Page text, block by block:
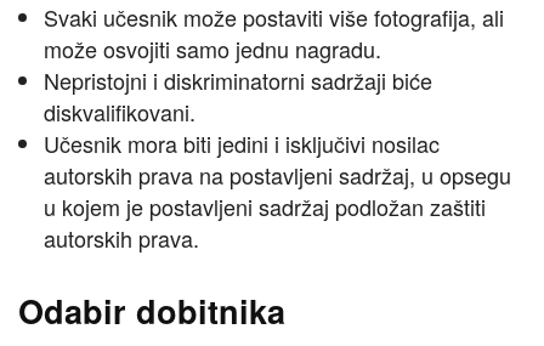
Svaki učesnik može postaviti više fotografija, ali
može osvojiti samo jednu nagradu.
Nepristojni i diskriminatorni sadržaji biće
diskvalifikovani.
Učesnik mora biti jedini i isključivi nosilac
autorskih prava na postavljeni sadržaj, u opsegu
u kojem je postavljeni sadržaj podložan zaštiti
autorskih prava.
Odabir dobitnika